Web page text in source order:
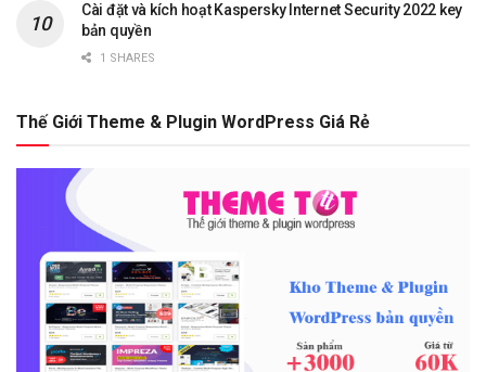
Cài đặt và kích hoạt Kaspersky Internet Security 2022 key
bản quyền
1 SHARES
Thế Giới Theme & Plugin WordPress Giá Rẻ